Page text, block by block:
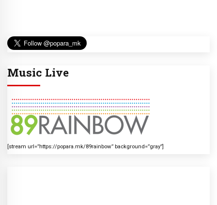
Music Live
[stream url=”https://popara.mk/89rainbow” background=”gray”]